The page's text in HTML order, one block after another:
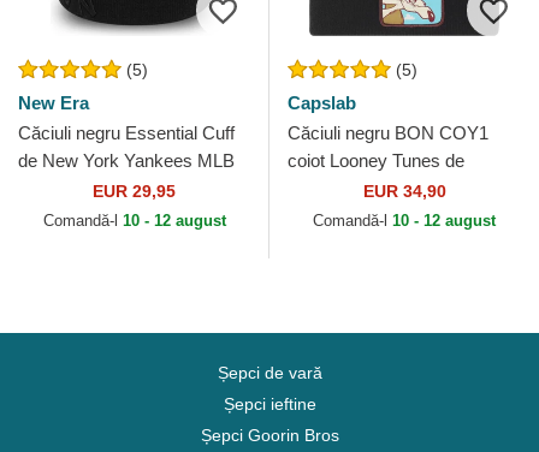
(5)
New Era
Căciuli negru Essential Cuff
de New York Yankees MLB
de New EraEUR 29,95
Comandă-l 10 - 12 august
(5)
Capslab
Căciuli negru BON COY1
coiot Looney Tunes de
EUR 34,90
Comandă-l 10 - 12 august
Șepci de vară
Șepci ieftine
Șepci Goorin Bros